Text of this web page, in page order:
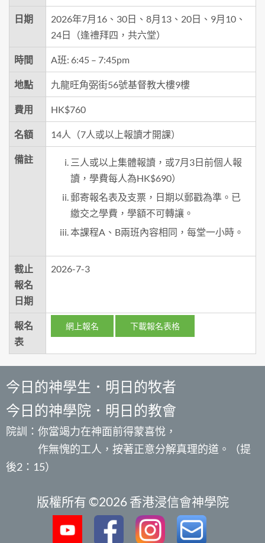
日期
2026年7月16、30日、8月13、20日、9月10、
24日（逢禮拜四，共六堂）
時間 A班: 6:45 – 7:45pm
地點 九龍旺角弼街56號基督教大樓9樓
費用 HK$760
名額 14人（7人或以上報讀才開課）
備註
三人或以上集體報讀，或7月3日前個人報
讀，學費每人為HK$690）
郵寄報名表及支票，日期以郵戳為準。已
繳交之學費，學額不可轉讓。
本課程A、B兩班內容相同，每堂一小時。
截止
報名
日期
2026-7-3
報名
表
網上報名 下載報名表格
今日的神學生．明日的牧者
今日的神學院．明日的教會
院訓：你當竭力在神面前得蒙喜悅，
作無愧的工人，按著正意分解真理的道。（提
後2：15）
版權所有 ©2026 香港浸信會神學院